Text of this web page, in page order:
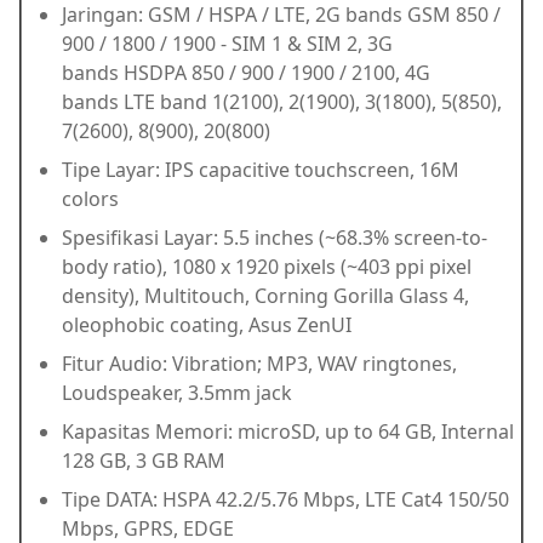
Jaringan: GSM / HSPA / LTE, 2G bands GSM 850 /
900 / 1800 / 1900 - SIM 1 & SIM 2, 3G
bands HSDPA 850 / 900 / 1900 / 2100, 4G
bands LTE band 1(2100), 2(1900), 3(1800), 5(850),
7(2600), 8(900), 20(800)
Tipe Layar: IPS capacitive touchscreen, 16M
colors
Spesifikasi Layar: 5.5 inches (~68.3% screen-to-
body ratio), 1080 x 1920 pixels (~403 ppi pixel
density), Multitouch, Corning Gorilla Glass 4,
oleophobic coating, Asus ZenUI
Fitur Audio: Vibration; MP3, WAV ringtones,
Loudspeaker, 3.5mm jack
Kapasitas Memori: microSD, up to 64 GB, Internal
128 GB, 3 GB RAM
Tipe DATA: HSPA 42.2/5.76 Mbps, LTE Cat4 150/50
Mbps, GPRS, EDGE